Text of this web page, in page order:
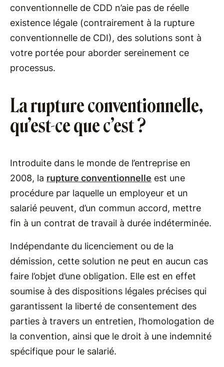
conventionnelle de CDD n’aie pas de réelle
existence légale (contrairement à la rupture
conventionnelle de CDI), des solutions sont à
votre portée pour aborder sereinement ce
processus.
La rupture conventionnelle,
qu’est-ce que c’est ?
Introduite dans le monde de l’entreprise en
2008, la rupture conventionnelle est une
procédure par laquelle un employeur et un
salarié peuvent, d’un commun accord, mettre
fin à un contrat de travail à durée indéterminée.
Indépendante du licenciement ou de la
démission, cette solution ne peut en aucun cas
faire l’objet d’une obligation. Elle est en effet
soumise à des dispositions légales précises qui
garantissent la liberté de consentement des
parties à travers un entretien, l’homologation de
la convention, ainsi que le droit à une indemnité
spécifique pour le salarié.